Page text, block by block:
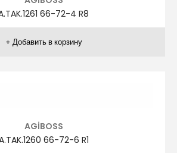
ZR.TAK.1041 48-58 R5
ZİVER
ZR.TAK.1041 48-58 R6